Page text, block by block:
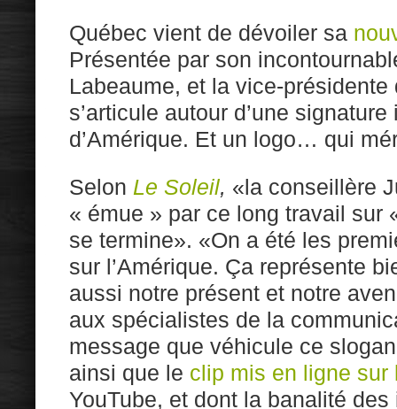
Québec vient de dévoiler sa
Présentée par son
Labeaume, et la vice-
s’articule autour d’une
d’Amérique. Et un logo… qui
Selon Le Soleil, «la conseillère
« émue » par ce long travail sur
se termine». «On a été les
sur l’Amérique. Ça représente
aussi notre présent et notre
aux spécialistes de la
message que véhicule ce
ainsi que le clip mis en ligne
YouTube, et dont la banalité